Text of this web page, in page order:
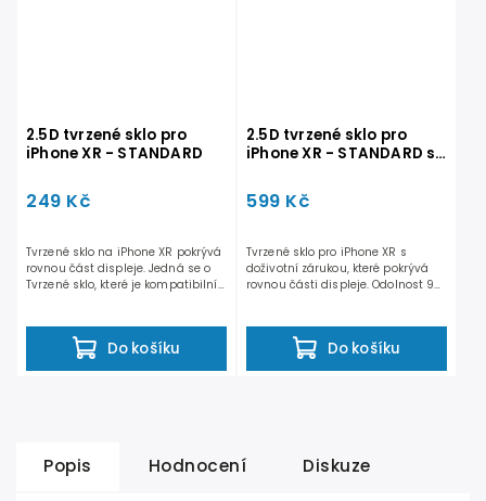
2.5D tvrzené sklo pro
iPhone XR - STANDARD
249 Kč
Do košíku
Tvrzené sklo na iPhone XR pokrývá
rovnou část displeje. Jedná se o
Tvrzené sklo, které je kompatibilní
2.5D tvrzené sklo pro
iPhone XR - STANDARD s
599 Kč
Do košíku
Tvrzené sklo pro iPhone XR s
doživotní zárukou, které pokrývá
rovnou části displeje. Odolnost 9H
Popis Hodnocení Diskuze